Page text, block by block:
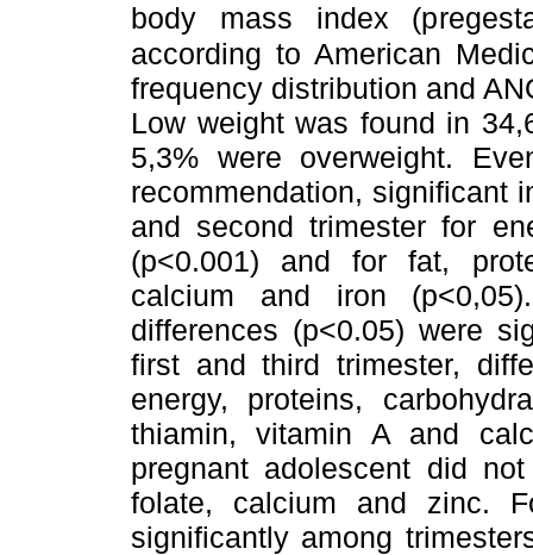
body mass index
according to American
frequency distribution and
Low weight was found in
5,3% were overweight.
recommendation, significant
and second trimester for
(p<0.001) and for fat,
calcium and iron
differences (p<0.05) were
first and third trimester,
energy, proteins,
thiamin, vitamin A and
pregnant adolescent did
folate, calcium and zinc.
significantly among